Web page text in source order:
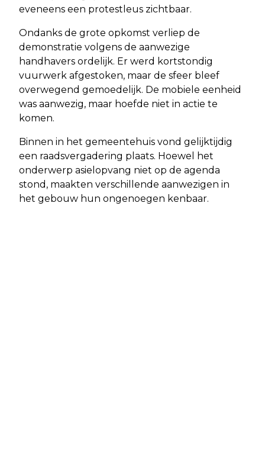
eveneens een protestleus zichtbaar.
Ondanks de grote opkomst verliep de
demonstratie volgens de aanwezige
handhavers ordelijk. Er werd kortstondig
vuurwerk afgestoken, maar de sfeer bleef
overwegend gemoedelijk. De mobiele eenheid
was aanwezig, maar hoefde niet in actie te
komen.
Binnen in het gemeentehuis vond gelijktijdig
een raadsvergadering plaats. Hoewel het
onderwerp asielopvang niet op de agenda
stond, maakten verschillende aanwezigen in
het gebouw hun ongenoegen kenbaar.